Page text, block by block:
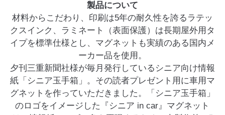
製品について
材料からこだわり、印刷は5年の耐久性を誇るラテッ
クスインク、ラミネート（表面保護）は長期屋外用タ
イプを標準仕様とし、マグネットも実績のある国内メ
ーカー品を使用。
夕刊三重新聞社様が毎月発行しているシニア向け情報
紙「シニア玉手箱」。その読者プレゼント用に車用マ
グネットを作っていただきました。「シニア玉手箱」
のロゴをイメージした『シニア in car』マグネット